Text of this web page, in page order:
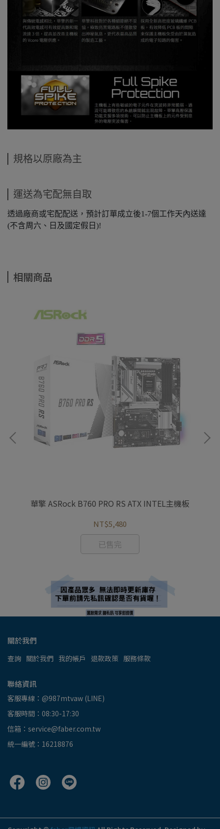
規格以原廠為主
運送為宅配無自取
透過廠商或宅配配送，預計訂單成立後1-7個工作天內送達
(不含周六、日及國定假日)!
相關商品
華擎 ASRock B760 PRO RS ATX INTEL主機板
NT$5,480
已售完
關於我們
查詢 關於我們 我的帳戶 退款政策 服務條款
聯絡資訊
客服專線：@987mtvaw (LINE)
客服時間：08:30-17:30
信箱：service@faber.com.tw
統一編號：16218876